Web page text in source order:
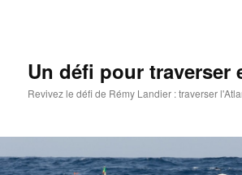
Un défi pour traverser
Revivez le défi de Rémy Landier : traverser